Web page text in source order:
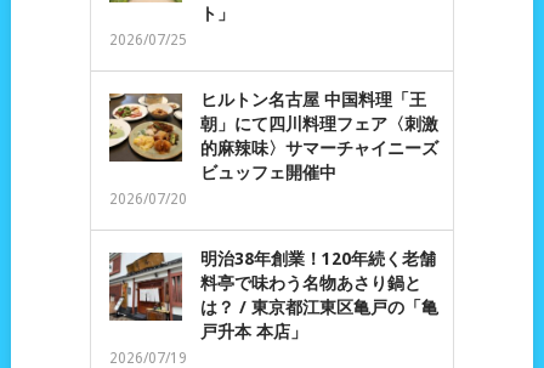
ト」
2026/07/25
ヒルトン名古屋 中国料理「王
朝」にて四川料理フェア〈刺激
的麻辣味〉サマーチャイニーズ
ビュッフェ開催中
2026/07/20
明治38年創業！120年続く老舗
料亭で味わう名物あさり鍋と
は？ / 東京都江東区亀戸の「亀
戸升本 本店」
2026/07/19